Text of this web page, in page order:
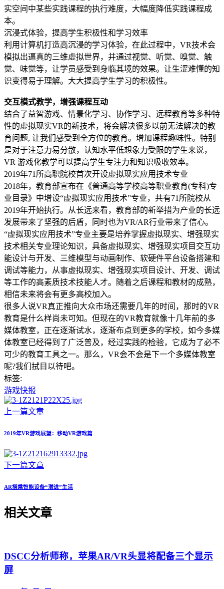
实空间中某些实践课程的执行难度，大幅度降低实践课程成
本。
沉浸式体验，提高学生积极性和学习效率
利用计算机打造高沉浸的学习体验，在此过程中，VR技术会
模拟出逼真的三维虚拟世界，并通过视觉、听觉、嗅觉、触
觉、味觉等，让学员感受到身临其境的效果。让生涩难懂的知
识变得易于理解。大大提高学生学习的积极性。
交互模式教学，增强课程互动
结合了益智游戏、情景化学习、协作学习、远程教育等多种特
性的虚拟现实VR的新技术，将会解决很多以前无法解决的教
育问题, 让我们感受到全方位的教育。增加课程趣味性。特别
是对于注意力易分散，认知水平低想象力受限的学生来说，
VR 游戏化教学可以提高学生专注力和知识吸收效率。
2019年71所高职院校首次开设虚拟现实应用技术专业
2018年，教育部宣布在《普通高等学校高等职业教育(专科)专
业目录》中增设“虚拟现实应用技术”专业，共有71所院校从
2019年开始执行。从长远来看，教育部的新举措为产业的长远
发展带来了坚强的后盾，同时也为VR/AR行业带来了信心。
“虚拟现实应用技术”专业主要是培养掌握虚拟现实、增强现实
技术相关专业理论知识，具备虚拟现实、增强现实项目交互功
能设计与开发、三维模型与动画制作、软硬件平台设备搭建和
调试等能力，从事虚拟现实、增强现实项目设计、开发、调试
等工作的高素质技术技能人才。随着之后课程和教材的成熟，
相信未来将会有更多高校加入。
很多人说VR真正推向大众市场还需要几年的时间，那时的VR
教育是什么样尚未可知。但现在的VR教育就像十几年前的多
媒体教室，正在逐渐试水，逐渐布点到更多的学校，如今多媒
体教室已经得到了广泛普及，经过实践的检验，它成为了必不
可少的教育工具之一。那么，VR会不会是下一个多媒体教室
呢?我们拭目以待吧。
标签:
游戏快报
上一篇文章
2019年VR游戏展望：移动VR游戏篇
下一篇文章
AR搭乘智能设备“潜进”生活
相关文章
DSCC分析师称，苹果AR/VR头显将配备三个显示
屏